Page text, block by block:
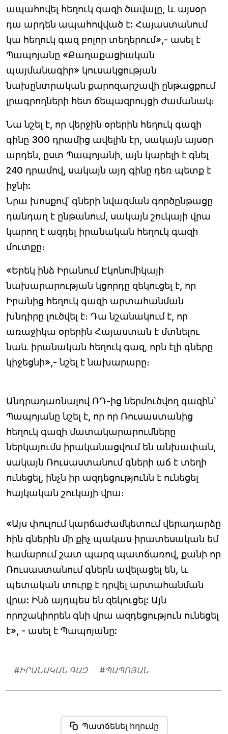
ապահովել հեղուկ գազի ծավալը, և այսօր
դա արդեն ապահովված է: Հայաստանում
կա հեղուկ գազ բոլոր տեղերում»,- ասել է
Պապոյանը «Քաղաքացիական
պայմանագիր» կուսակցության
նախընտրական քարոզարշավի ընթացքում
լրագրողների հետ ճեպազրույցի ժամանակ։
Նա նշել է, որ վերջին օրերին հեղուկ գազի
գինը 300 դրամից ավելին էր, սակայն այսօր
արդեն, ըստ Պապոյանի, այն կարելի է գնել
240 դրամով, սակայն այդ գինը դեռ պետք է
իջնի:
Նրա խոսքով՝ գների նվազման գործընթացը
դանդաղ է ընթանում, սակայն շուկայի վրա
կարող է ազդել իրանական հեղուկ գազի
մուտքը։
«Երեկ ինձ Իրանում Էկոնոմիկայի
նախարարության կցորդը զեկուցել է, որ
Իրանից հեղուկ գազի արտահանման
խնդիրը լուծվել է։ Դա նշանակում է, որ
առաջիկա օրերին Հայաստան է մտնելու
նաև իրանական հեղուկ գազ, որն էլի գները
կիջեցնի»,- նշել է նախարարը։
Անդրադառնալով ՌԴ-ից ներմուծվող գազին`
Պապոյանը նշել է, որ որ Ռուսաստանից
հեղուկ գազի մատակարարումները
ներկայումս իրականացվում են անխափան,
սակայն Ռուսաստանում գների աճ է տեղի
ունեցել, ինչն իր ազդեցությունն է ունեցել
հայկական շուկայի վրա։
«Այս փուլում կարճաժամկետում վերադարձը
հին գներին մի քիչ պակաս իրատեսական եմ
համարում շատ պարզ պատճառով, քանի որ
Ռուսաստանում գներն ավելացել են, և
պետական տուրք է դրվել արտահանման
վրա: Ինձ այդպես են զեկուցել: Այն
որոշակիորեն գնի վրա ազդեցություն ունեցել
է», - ասել է Պապոյանը:
#ԻՐԱՆԱԿԱՆ ԳԱԶ #ՊԱՊՈՅԱՆ
Պատճենել հղումը